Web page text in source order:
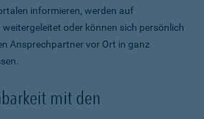
informieren, werden auf
oder können sich persönlich
Ansprechpartner vor Ort in ganz
mit den